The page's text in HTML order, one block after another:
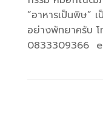
“อาหารเป็นพิษ”
อย่างพัทยาครับ
0833309366